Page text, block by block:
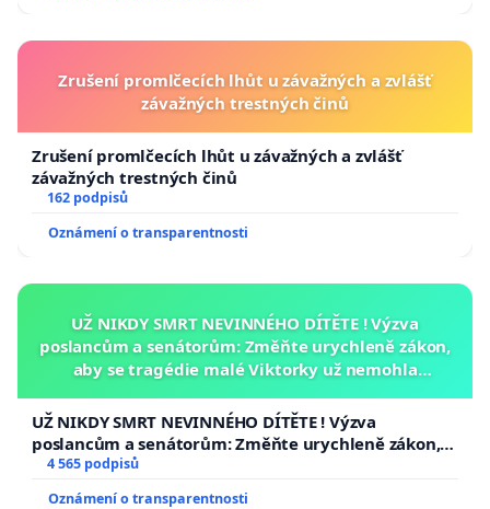
Zrušení promlčecích lhůt u závažných a zvlášť
závažných trestných činů
Zrušení promlčecích lhůt u závažných a zvlášť
závažných trestných činů
162 podpisů
Oznámení o transparentnosti
UŽ NIKDY SMRT NEVINNÉHO DÍTĚTE ! Výzva
poslancům a senátorům: Změňte urychleně zákon,
aby se tragédie malé Viktorky už nemohla
UŽ NIKDY SMRT NEVINNÉHO DÍTĚTE ! Výzva
poslancům a senátorům: Změňte urychleně zákon,
aby se tragédie malé Viktorky už nemohla opakovat!
4 565 podpisů
Oznámení o transparentnosti